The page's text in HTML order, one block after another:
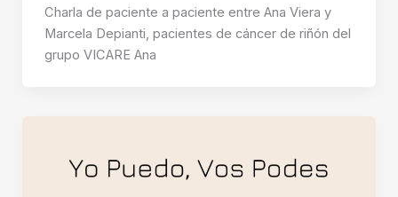
Charla de paciente a paciente entre Ana Viera y
Marcela Depianti, pacientes de cáncer de riñón del
grupo VICARE Ana